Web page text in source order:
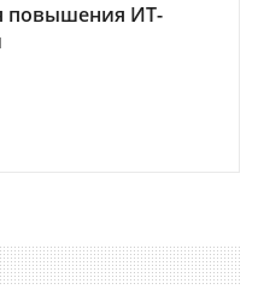
повышения ИТ-